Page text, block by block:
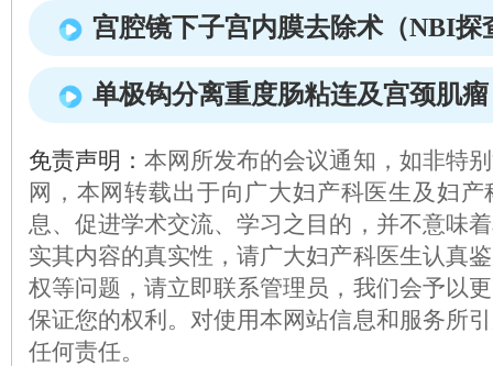
宫腔镜下子宫内膜去除术（NBI探
单极钩分离重度肠粘连及宫颈肌瘤
免责声明：本网所发布的会议通知，如非特
网，本网转载出于向广大妇产科医生及妇
息、促进学术交流、学习之目的，并不意味
实其内容的真实性，请广大妇产科医生认真
权等问题，请立即联系管理员，我们会予以
保证您的权利。对使用本网站信息和服务所
任何责任。